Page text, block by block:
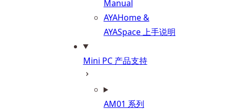
Manual
AYAHome &
AYASpace 上手说明
Mini PC 产品支持
AM01 系列